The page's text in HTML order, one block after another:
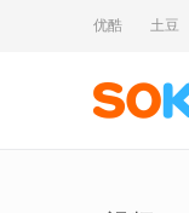
优酷 土豆